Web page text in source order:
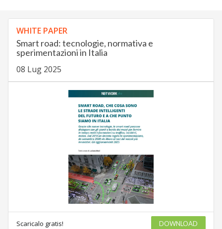
WHITE PAPER
Smart road: tecnologie, normativa e
sperimentazioni in Italia
08 Lug 2025
Scaricalo gratis! DOWNLOAD